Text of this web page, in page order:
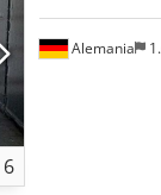
6
Alemania